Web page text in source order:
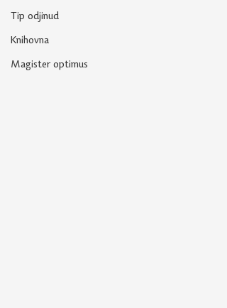
Tip odjinud
Knihovna
Magister optimus